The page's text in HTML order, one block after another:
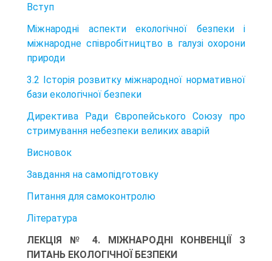
Вступ
Міжнародні аспекти екологічної безпеки і
міжнародне співробітництво в галузі охорони
природи
3.2 Історія розвитку міжнародної нормативної
бази екологічної безпеки
Директива Ради Європейського Союзу про
стримування небезпеки великих аварій
Висновок
Завдання на самопідготовку
Питання для самоконтролю
Література
ЛЕКЦІЯ № 4. МІЖНАРОДНІ КОНВЕНЦІЇ З
ПИТАНЬ ЕКОЛОГІЧНОЇ БЕЗПЕКИ